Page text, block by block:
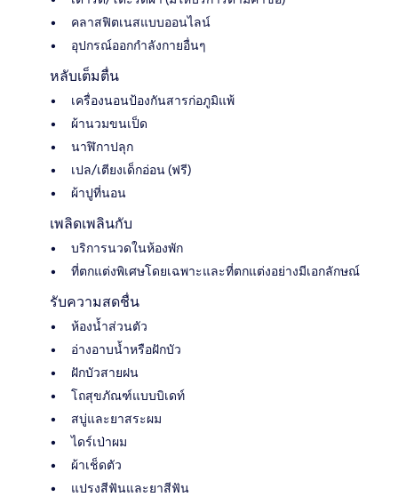
คลาสฟิตเนสแบบออนไลน์
อุปกรณ์ออกกำลังกายอื่นๆ
หลับเต็มตื่น
เครื่องนอนป้องกันสารก่อภูมิแพ้
ผ้านวมขนเป็ด
นาฬิกาปลุก
เปล/เตียงเด็กอ่อน (ฟรี)
ผ้าปูที่นอน
เพลิดเพลินกับ
บริการนวดในห้องพัก
ที่ตกแต่งพิเศษโดยเฉพาะและที่ตกแต่งอย่างมีเอกลักษณ์
รับความสดชื่น
ห้องน้ำส่วนตัว
อ่างอาบน้ำหรือฝักบัว
ฝักบัวสายฝน
โถสุขภัณฑ์แบบบิเดท์
สบู่และยาสระผม
ไดร์เป่าผม
ผ้าเช็ดตัว
แปรงสีฟันและยาสีฟัน